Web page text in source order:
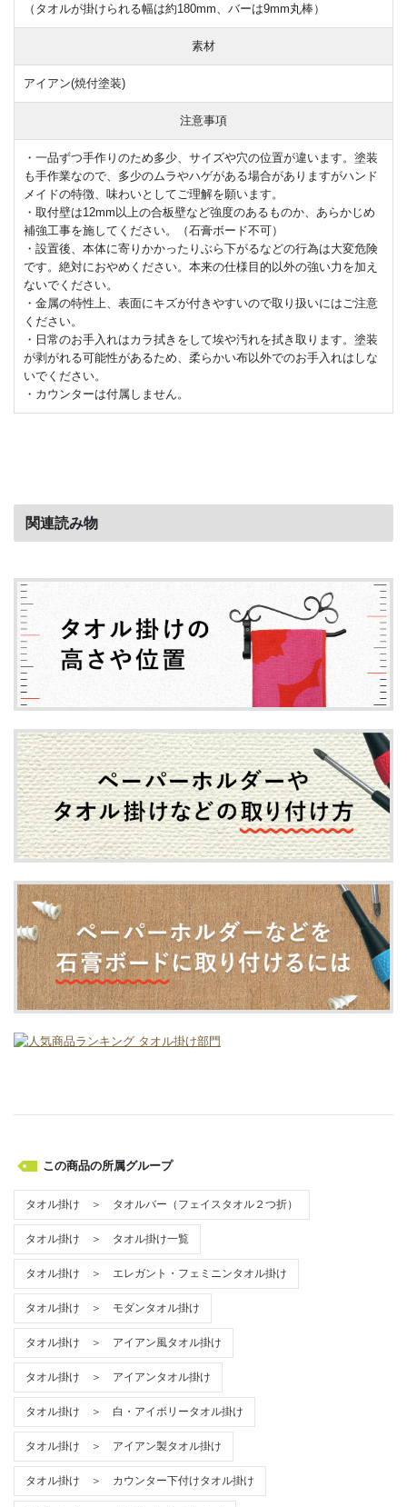
（タオルが掛けられる幅は約180mm、バーは9mm丸棒）
素材
アイアン(焼付塗装)
注意事項
・一品ずつ手作りのため多少、サイズや穴の位置が違います。塗装
も手作業なので、多少のムラやハゲがある場合がありますがハンド
メイドの特徴、味わいとしてご理解を願います。
・取付壁は12mm以上の合板壁など強度のあるものか、あらかじめ
補強工事を施してください。（石膏ボード不可）
・設置後、本体に寄りかかったりぶら下がるなどの行為は大変危険
です。絶対におやめください。本来の仕様目的以外の強い力を加え
ないでください。
・金属の特性上、表面にキズが付きやすいので取り扱いにはご注意
ください。
・日常のお手入れはカラ拭きをして埃や汚れを拭き取ります。塗装
が剥がれる可能性があるため、柔らかい布以外でのお手入れはしな
いでください。
・カウンターは付属しません。
関連読み物
この商品の所属グループ
タオル掛け ＞ タオルバー（フェイスタオル２つ折）
タオル掛け ＞ タオル掛け一覧
タオル掛け ＞ エレガント・フェミニンタオル掛け
タオル掛け ＞ モダンタオル掛け
タオル掛け ＞ アイアン風タオル掛け
タオル掛け ＞ アイアンタオル掛け
タオル掛け ＞ 白・アイボリータオル掛け
タオル掛け ＞ アイアン製タオル掛け
タオル掛け ＞ カウンター下付けタオル掛け